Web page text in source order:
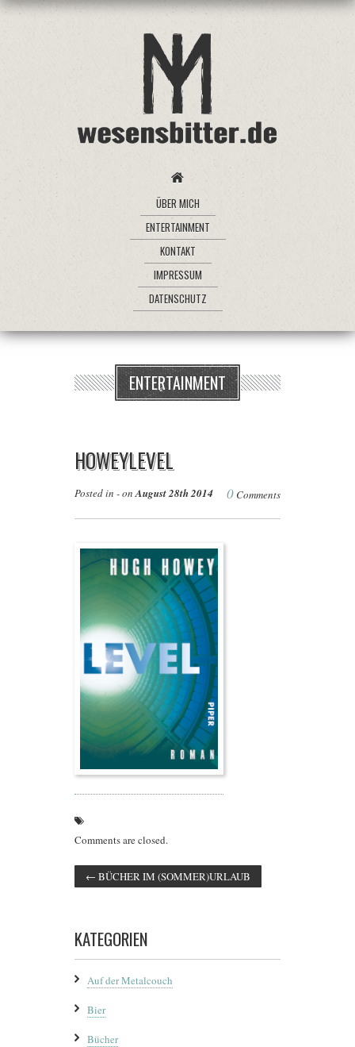
ÜBER MICH
ENTERTAINMENT
KONTAKT
IMPRESSUM
DATENSCHUTZ
ENTERTAINMENT
HOWEYLEVEL
Posted in - onAugust 28th 2014 0 Comments
Comments are closed.
← BÜCHER IM (SOMMER)URLAUB
KATEGORIEN
Auf der Metalcouch
Bier
Bücher